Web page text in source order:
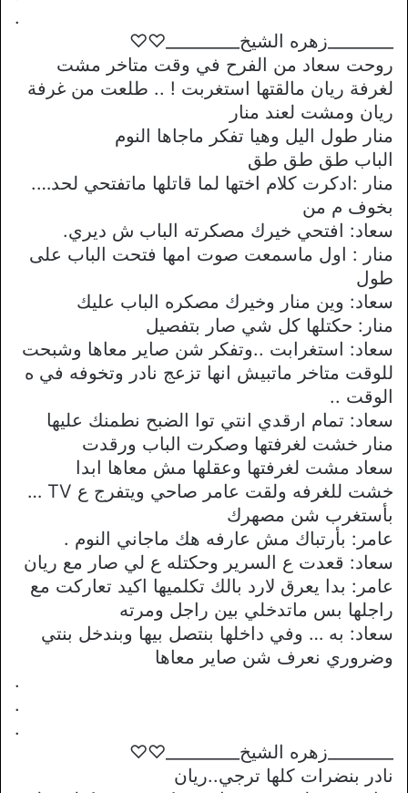
.
________زهره الشيخ_________♡♡
روحت سعاد من الفرح في وقت متاخر مشت
لغرفة ريان مالقتها استغربت ! .. طلعت من غرفة
ريان ومشت لعند منار
منار طول اليل وهيا تفكر ماجاها النوم
الباب طق طق طق
منار :ادكرت كلام اختها لما قاتلها ماتفتحي لحد….
بخوف م من
سعاد: افتحي خيرك مصكرته الباب ش ديري.
منار : اول ماسمعت صوت امها فتحت الباب على
طول
سعاد: وين منار وخيرك مصكره الباب عليك
منار: حكتلها كل شي صار بتفصيل
سعاد: استغرابت ..وتفكر شن صاير معاها وشبحت
للوقت متاخر ماتبيش انها تزعج نادر وتخوفه في ه
الوقت ..
سعاد: تمام ارقدي انتي توا الضبح نطمنك عليها
منار خشت لغرفتها وصكرت الباب ورقدت
سعاد مشت لغرفتها وعقلها مش معاها ابدا
خشت للغرفه ولقت عامر صاحي ويتفرج ع TV …
بأستغرب شن مصهرك
عامر: بأرتباك مش عارفه هك ماجاني النوم .
سعاد: قعدت ع السرير وحكتله ع لي صار مع ريان
عامر: بدا يعرق لارد بالك تكلميها اكيد تعاركت مع
راجلها بس ماتدخلي بين راجل ومرته
سعاد: به … وفي داخلها بنتصل بيها وبندخل بنتي
وضروري نعرف شن صاير معاها
.
.
.
________زهره الشيخ_________♡♡
نادر بنضرات كلها ترجي..ريان